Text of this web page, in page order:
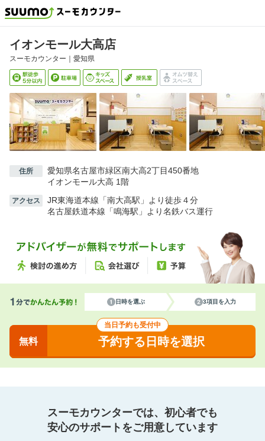
イオンモール大高店
スーモカウンター｜ 愛知県
住所
愛知県名古屋市緑区南大高2丁目450番地
イオンモール大高 1階
アクセス
JR東海道本線「南大高駅」より徒歩４分
名古屋鉄道本線「鳴海駅」より名鉄バス運行
日時を選ぶ 3項目を入力
当日予約も受付中
無料 予約する日時を選択
スーモカウンターでは、初心者でも
安心のサポートをご用意しています